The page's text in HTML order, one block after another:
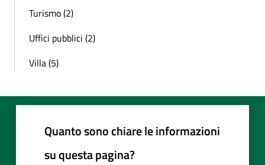
Turismo (2)
Uffici pubblici (2)
Villa (5)
Quanto sono chiare le informazioni
su questa pagina?